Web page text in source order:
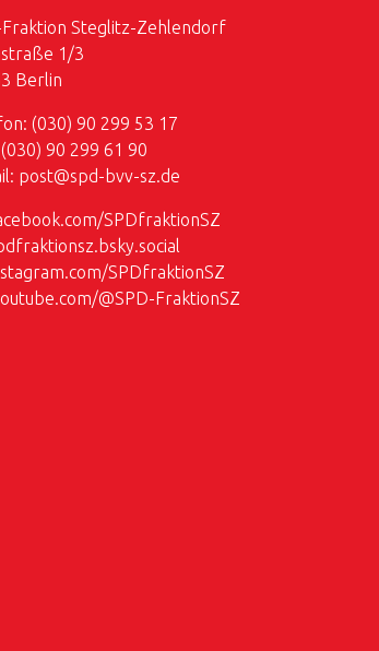
Fraktion Steglitz-Zehlendorf
1/3
Berlin
(030) 90 299 53 17
90 299 61 90
post@spd-bvv-sz.de
SPDfraktionSZ
SPDfraktionSZ
@SPD-FraktionSZ